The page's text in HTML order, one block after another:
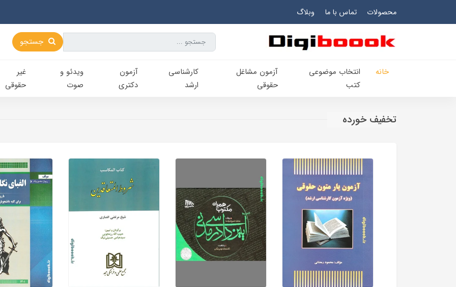
محصولات تماس با ما وبلاگ
جستجو
خانه
انتخاب​ موضوعي​
کتب
آزمون مشاغل
حقوقی
کارشناسی‌
ارشد
آزمون
دکتری
ویدئو و
صوت
غیر
حقوقی
تخفیف خورده